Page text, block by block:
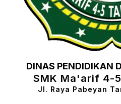
DINAS PENDIDIKAN
SMK Ma'arif 4-
Jl. Raya Pabeyan